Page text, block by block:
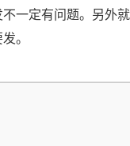
一定有问题。另外
。